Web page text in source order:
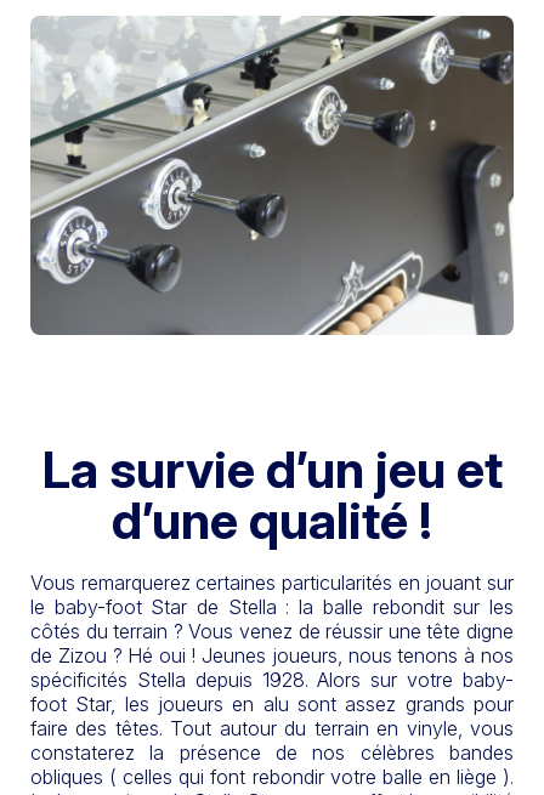
La survie d’un jeu et
d’une qualité !
Vous remarquerez certaines particularités en jouant sur
le baby-foot Star de Stella : la balle rebondit sur les
côtés du terrain ? Vous venez de réussir une tête digne
de Zizou ? Hé oui ! Jeunes joueurs, nous tenons à nos
spécificités Stella depuis 1928. Alors sur votre baby-
foot Star, les joueurs en alu sont assez grands pour
faire des têtes. Tout autour du terrain en vinyle, vous
constaterez la présence de nos célèbres bandes
obliques ( celles qui font rebondir votre balle en liège ).